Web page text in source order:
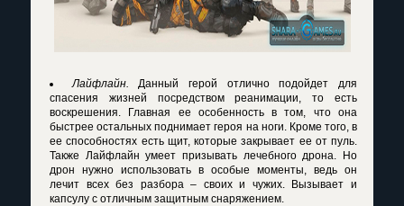
Лайфлайн.
Данный герой отлично подойдет для
спасения жизней посредством реанимации, то есть
воскрешения. Главная ее особенность в том, что она
быстрее остальных поднимает героя на ноги. Кроме того, в
ее способностях есть щит, которые закрывает ее от пуль.
Также Лайфлайн умеет призывать лечебного дрона. Но
дрон нужно использовать в особые моменты, ведь он
лечит всех без разбора – своих и чужих. Вызывает и
капсулу с отличным защитным снаряжением.